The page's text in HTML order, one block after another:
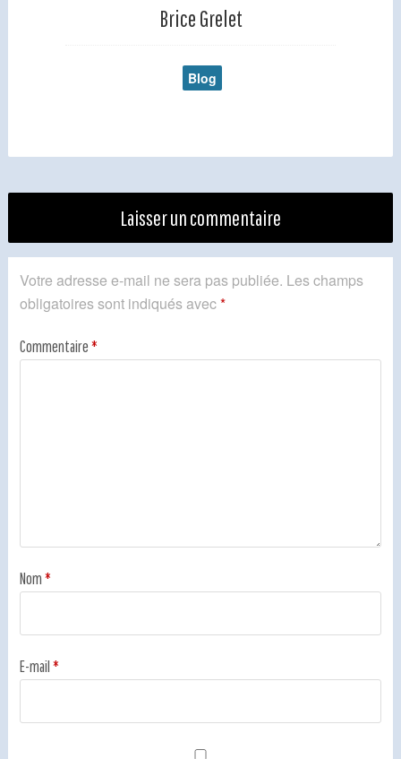
Brice Grelet
Blog
Laisser un commentaire
Votre adresse e-mail ne sera pas publiée. Les champs
obligatoires sont indiqués avec*
Commentaire*
Nom*
E-mail*